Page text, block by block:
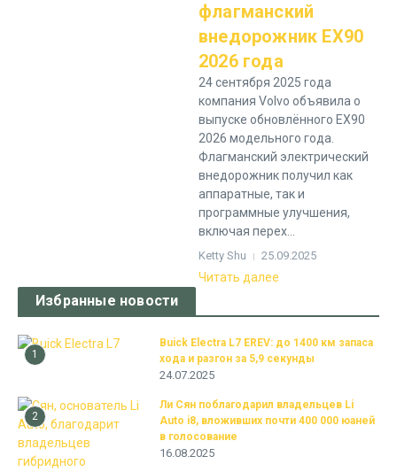
флагманский
внедорожник EX90
2026 года
24 сентября 2025 года
компания Volvo объявила о
выпуске обновлённого EX90
2026 модельного года.
Флагманский электрический
внедорожник получил как
аппаратные, так и
программные улучшения,
включая перех...
Ketty Shu 25.09.2025
Читать далее
Избранные новости
1
Buick Electra L7 EREV: до 1400 км запаса
хода и разгон за 5,9 секунды
24.07.2025
2
Ли Сян поблагодарил владельцев Li
Auto i8, вложивших почти 400 000 юаней
в голосование
16.08.2025